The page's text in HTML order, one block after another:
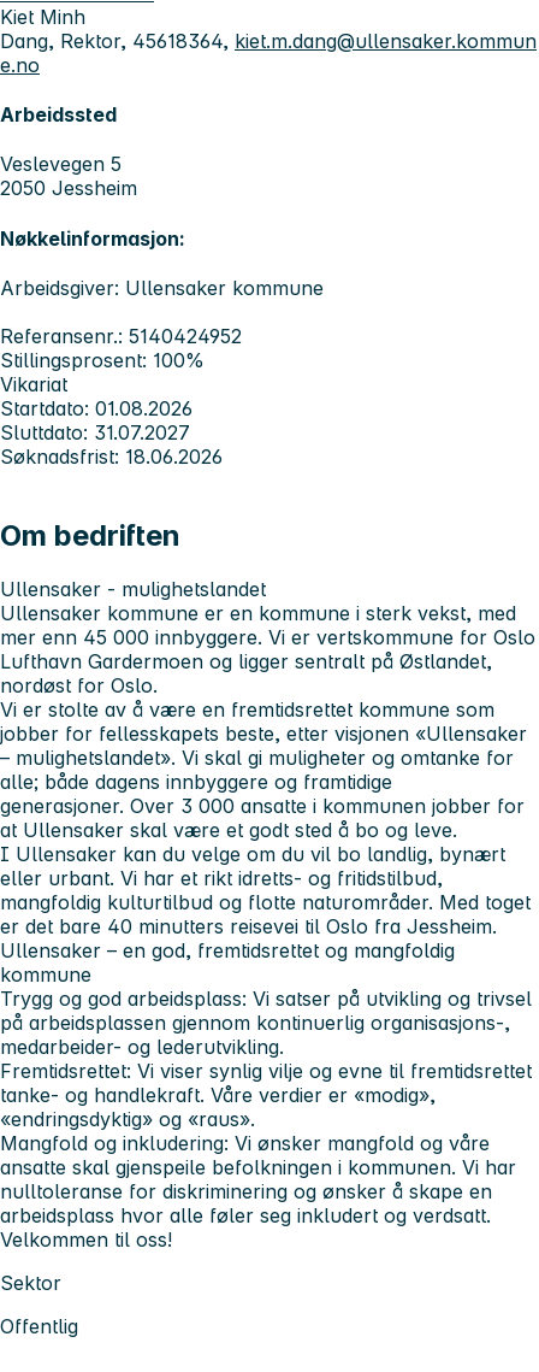
Kiet Minh
Dang, Rektor, 45618364, kiet.m.dang@ullensaker.kommun
e.no
Arbeidssted
Veslevegen 5
2050 Jessheim
Nøkkelinformasjon:
Arbeidsgiver: Ullensaker kommune
Referansenr.: 5140424952
Stillingsprosent: 100%
Vikariat
Startdato: 01.08.2026
Sluttdato: 31.07.2027
Søknadsfrist: 18.06.2026
Om bedriften
Ullensaker - mulighetslandet
Ullensaker kommune er en kommune i sterk vekst, med
mer enn 45 000 innbyggere. Vi er vertskommune for Oslo
Lufthavn Gardermoen og ligger sentralt på Østlandet,
nordøst for Oslo.
Vi er stolte av å være en fremtidsrettet kommune som
jobber for fellesskapets beste, etter visjonen «Ullensaker
– mulighetslandet». Vi skal gi muligheter og omtanke for
alle; både dagens innbyggere og framtidige
generasjoner. Over 3 000 ansatte i kommunen jobber for
at Ullensaker skal være et godt sted å bo og leve.
I Ullensaker kan du velge om du vil bo landlig, bynært
eller urbant. Vi har et rikt idretts- og fritidstilbud,
mangfoldig kulturtilbud og flotte naturområder. Med toget
er det bare 40 minutters reisevei til Oslo fra Jessheim.
Ullensaker – en god, fremtidsrettet og mangfoldig
kommune
Trygg og god arbeidsplass: Vi satser på utvikling og trivsel
på arbeidsplassen gjennom kontinuerlig organisasjons-,
medarbeider- og lederutvikling.
Fremtidsrettet: Vi viser synlig vilje og evne til fremtidsrettet
tanke- og handlekraft. Våre verdier er «modig»,
«endringsdyktig» og «raus».
Mangfold og inkludering: Vi ønsker mangfold og våre
ansatte skal gjenspeile befolkningen i kommunen. Vi har
nulltoleranse for diskriminering og ønsker å skape en
arbeidsplass hvor alle føler seg inkludert og verdsatt.
Velkommen til oss!
Sektor
Offentlig